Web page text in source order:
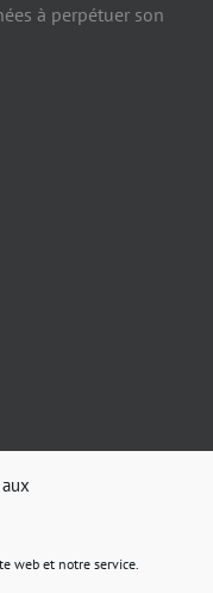
web et notre service.
à perpétuer son